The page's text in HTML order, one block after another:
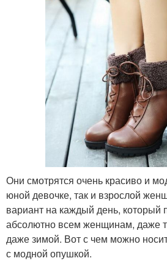
Они смотрятся очень красиво и
юной девочке, так и взрослой
вариант на каждый день, который
абсолютно всем женщинам, даже
даже зимой. Вот с чем можно
с модной опушкой.